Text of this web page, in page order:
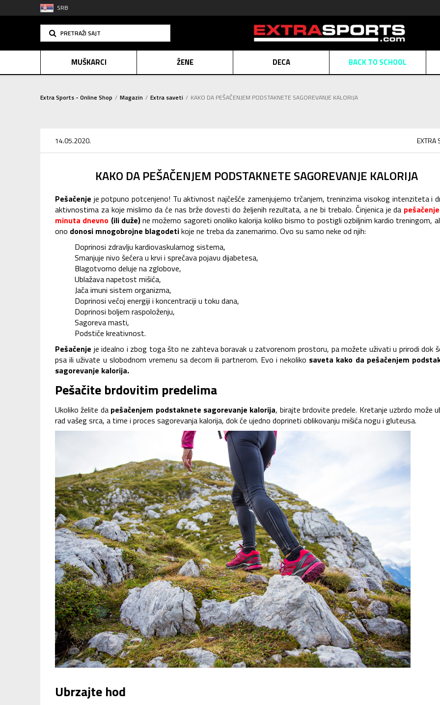
SRB
PRETRAŽI SAJT
MUŠKARCI ŽENE DECA BACK TO SCHOOL
POZOVITE NAS 011 422 1430
Nekoliko klikova do savršenog poklona za vaše najdraže
Extra Sports - Online Shop Magazin Extra saveti KAKO DA PEŠAČENJEM PODSTAKNETE SAGOREVANJE KALORIJA
EXTRA
14.05.2020.
KAKO DA PEŠAČENJEM PODSTAKNETE SAGOREVANJE KALORIJA
Pešačenje je potpuno potcenjeno! Tu aktivnost najčešće zamenjujemo trčanjem, treninzima visokog intenziteta i
aktivnostima za koje mislimo da će nas brže dovesti do željenih rezultata, a ne bi trebalo. Činjenica je da
minuta dnevno (ili duže)ne možemo sagoreti onoliko kalorija koliko bismo to postigli ozbiljnim kardio treningom,
ono donosi mnogobrojne blagodetikoje ne treba da zanemarimo. Ovo su samo neke od njih:
Doprinosi zdravlju kardiovaskularnog sistema,
Smanjuje nivo šećera u krvi i sprečava pojavu dijabetesa,
Blagotvorno deluje na zglobove,
Ublažava napetost mišića,
Jača imuni sistem organizma,
Doprinosi većoj energiji i koncentraciji u toku dana,
Doprinosi boljem raspoloženju,
Sagoreva masti,
Podstiče kreativnost.
Pešačenje je idealno i zbog toga što ne zahteva boravak u zatvorenom prostoru, pa možete uživati u prirodi dok
psa ili uživate u slobodnom vremenu sa decom ili partnerom. Evo i nekoliko saveta kako da pešačenjem
sagorevanje kalorija.
Pešačite brdovitim predelima
Ukoliko želite da pešačenjem podstaknete sagorevanje kalorija, birajte brdovite predele. Kretanje uzbrdo može
rad vašeg srca, a time i proces sagorevanja kalorija, dok će ujedno doprineti oblikovanju mišića nogu i gluteusa.
Ubrzajte hod